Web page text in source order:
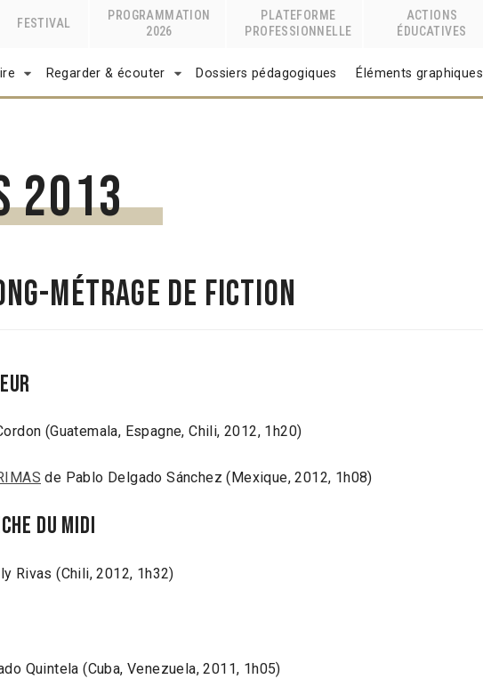
FESTIVAL
PROGRAMMATION
2026
PLATEFORME
PROFESSIONNELLE
ACTIONS
ÉDUCATIVES
Regarder & écouter Dossiers pédagogiques Éléments graphiques
2013
métrage de fiction
(Guatemala, Espagne, Chili, 2012, 1h20)
de Pablo Delgado Sánchez (Mexique, 2012, 1h08)
du Midi
Rivas (Chili, 2012, 1h32)
Quintela (Cuba, Venezuela, 2011, 1h05)